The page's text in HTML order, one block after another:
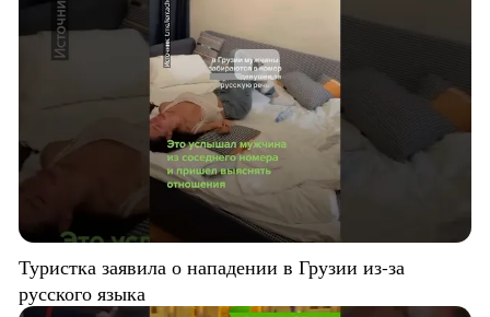
Туристка заявила о нападении в Грузии из-за
русского языка